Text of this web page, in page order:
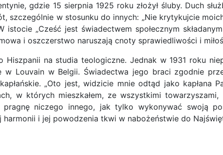
gdzie 15 sierpnia 1925 roku złożył śluby. Duch
szczególnie w stosunku do innych: „Nie krytykujcie
istocie „Cześć jest świadectwem społecznym
i oszczerstwo naruszają cnoty sprawiedliwości i
Hiszpanii na studia teologiczne. Jednak w 1931 roku
w Louvain w Belgii. Świadectwa jego braci zgodnie
„Oto jest, widzicie mnie odtąd jako kapłana
w których mieszkałem, ze wszystkimi
pragnę niczego innego, jak tylko wykonywać swoją
i jej powodzenia tkwi w nabożeństwie do